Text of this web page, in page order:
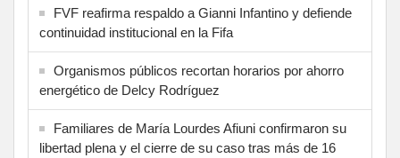
FVF reafirma respaldo a Gianni Infantino y defiende
continuidad institucional en la Fifa
Organismos públicos recortan horarios por ahorro
energético de Delcy Rodríguez
Familiares de María Lourdes Afiuni confirmaron su
libertad plena y el cierre de su caso tras más de 16